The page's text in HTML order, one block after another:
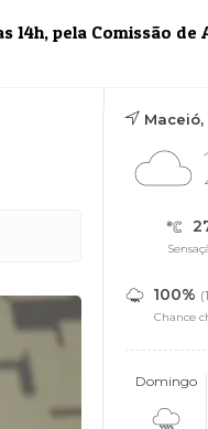
pela Comissão de
Maceió,
100%
Chance
Domingo